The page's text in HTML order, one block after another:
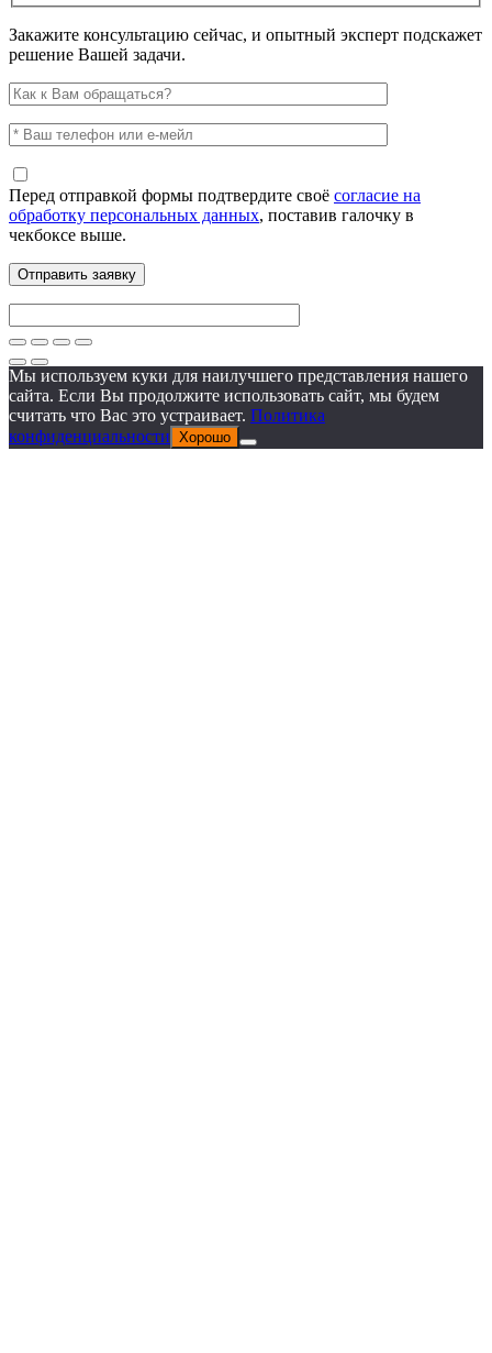
Закажите консультацию сейчас, и опытный эксперт подскажет
решение Вашей задачи.
Перед отправкой формы подтвердите своё согласие на
обработку персональных данных, поставив галочку в
чекбоксе выше.
Мы используем куки для наилучшего представления нашего
сайта. Если Вы продолжите использовать сайт, мы будем
считать что Вас это устраивает. Политика
конфиденциальности Хорошо